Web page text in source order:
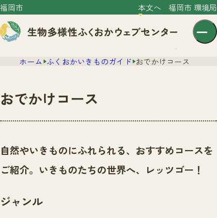
福岡市 本文へ 福岡市 環境局
センター紹介
センター紹介TOP
サイトポリシー
ニュース
いきものガイド
イベント
ホーム ふくおかいきものガイド おでかけコース
おでかけコース
自然やいきものにふれられる、おすすめコースを
ご紹介。いきものたちの世界へ、レッツゴー！
ジャンル